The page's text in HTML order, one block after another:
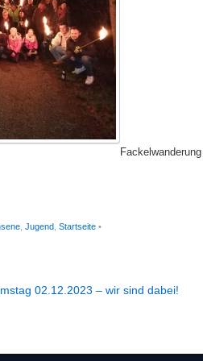
Jugend Startseite •
02.12.2023 – wir sind dabei!